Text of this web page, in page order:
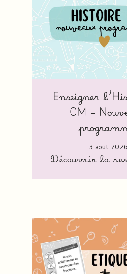
Enseigner
CM –
3 août 2026
Découvrir la